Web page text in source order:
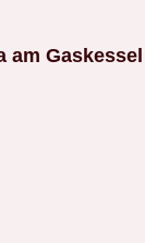
am Gaskessel